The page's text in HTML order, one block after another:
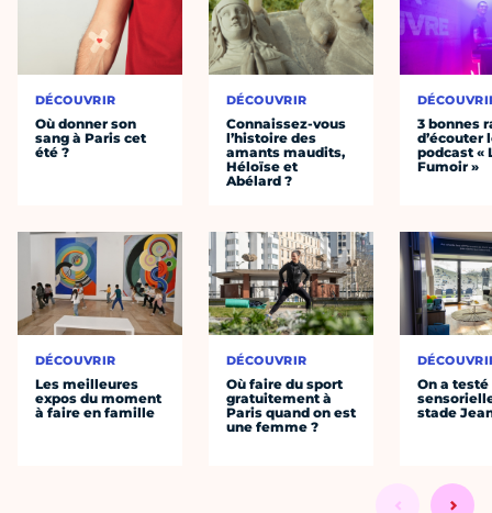
DÉCOUVRIR
Où donner son
sang à Paris cet
été ?
DÉCOUVRIR
Les meilleures
expos du moment
à faire en famille
DÉCOUVRIR
Connaissez-vous
l’histoire des
amants maudits,
Héloïse et
Abélard ?
DÉCOUVRIR
Où faire du sport
gratuitement à
Paris quand on est
une femme ?
3 bonnes
d’écouter
podcast «
Fumoir »
On a
stade